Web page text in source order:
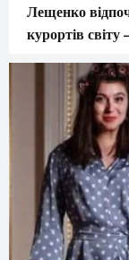
Лещенко
курортів світу